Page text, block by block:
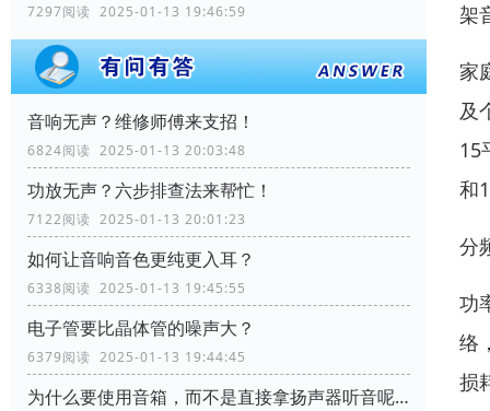
7297阅读 2025-01-13 19:46:59
音响无声？维修师傅来支招！
6824阅读 2025-01-13 20:03:48
功放无声？六步排查法来帮忙！
7122阅读 2025-01-13 20:01:23
如何让音响音色更纯更入耳？
6338阅读 2025-01-13 19:45:55
电子管要比晶体管的噪声大？
6379阅读 2025-01-13 19:44:45
为什么要使用音箱，而不是直接拿扬声器听音呢？
架
家
及
15
和
分
功
络
损